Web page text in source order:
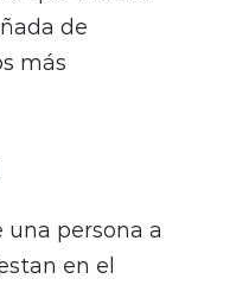
de
más
persona a
en el